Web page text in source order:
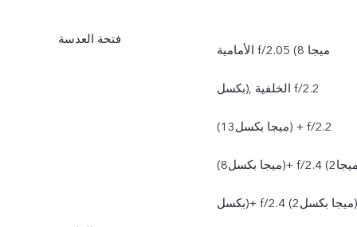
فتحة العدسة
الأمامية f/2.05 (8 ميجا
بكسل), الخلفية f/2.2
(13ميجا بكسل) + f/2.2
(8ميجا بكسل)+ f/2.4 (2ميجا
بكسل)+ f/2.4 (2ميجا بكسل)